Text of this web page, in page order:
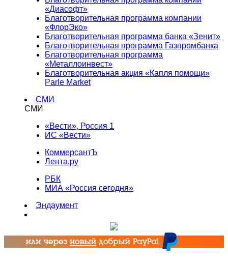
«Диасофт»
Благотворительная программа компании
«ФлорЭко»
Благотворительная программа банка «Зенит»
Благотворительная программа Газпромбанка
Благотворительная программа
«Металлоинвест»
Благотворительная акция «Капля помощи»
Parle Market
СМИ
СМИ
«Вести», Россия 1
ИС «Вести»
КоммерсантЪ
Лента.ру
РБК
МИА «Россия сегодня»
Эндаумент